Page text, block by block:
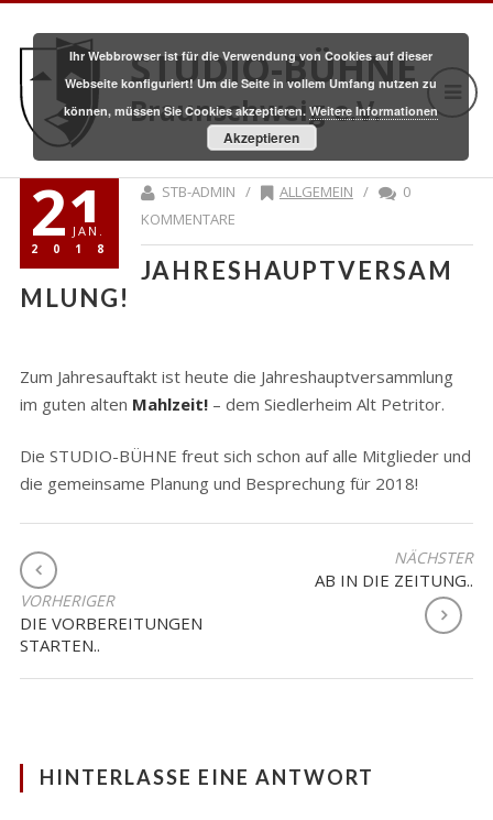
STUDIO-BÜHNE
Braunschweig e.V.
21
JAN.
2018
STB-ADMIN / ALLGEMEIN /
0
KOMMENTARE
JAHRESHAUPTVERSAM
MLUNG!
Zum Jahresauftakt ist heute die Jahreshauptversammlung
im guten alten Mahlzeit!– dem Siedlerheim Alt Petritor.
Die STUDIO-BÜHNE freut sich schon auf alle Mitglieder und
die gemeinsame Planung und Besprechung für 2018!
BEITRAGSNAVIGATION
VORHERIGER
DIE VORBEREITUNGEN
STARTEN..
NÄCHSTER
AB IN DIE ZEITUNG..
HINTERLASSE EINE ANTWORT
Ihr Webbrowser ist für die Verwendung von Cookies auf dieser
Webseite konfiguriert! Um die Seite in vollem Umfang nutzen zu
können, müssen Sie Cookies akzeptieren. Weitere Informationen
Akzeptieren